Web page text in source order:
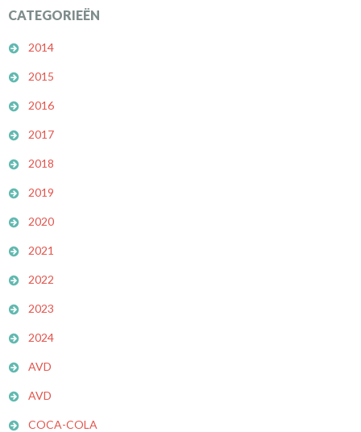
CATEGORIEËN
2014
2015
2016
2017
2018
2019
2020
2021
2022
2023
2024
AVD
AVD
COCA-COLA